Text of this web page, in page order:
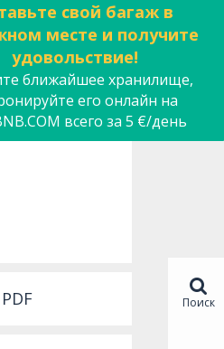
свой багаж в
месте и получите
удовольствие!
ближайшее хранилище,
его онлайн на
всего за 5 €/день
Поиск